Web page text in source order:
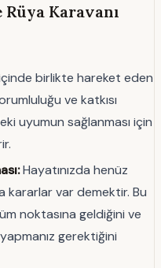
Karavanı
birlikte hareket eden
ve katkısı
uyumun sağlanması için
Hayatınızda henüz
kararlar var demektir. Bu
noktasına geldiğini ve
gerektiğini